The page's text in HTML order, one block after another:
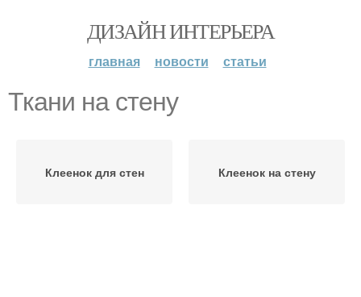
ДИЗАЙН ИНТЕРЬЕРА
главная новости статьи
Ткани на стену
Клеенок для стен Клеенок на стену